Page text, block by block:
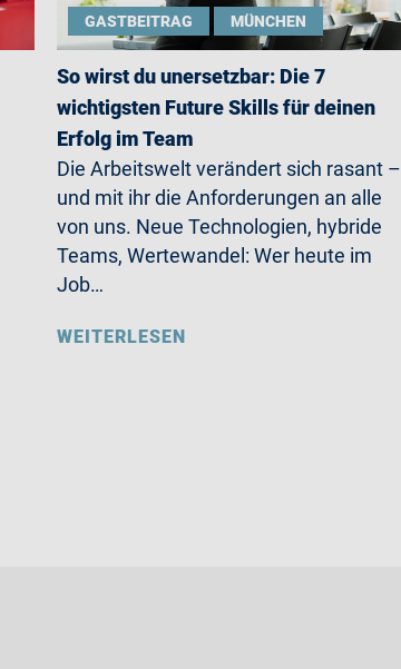
GASTBEITRAG MÜNCHEN
So wirst du unersetzbar: Die 7
wichtigsten Future Skills für deinen
Erfolg im Team
Die Arbeitswelt verändert sich rasant –
und mit ihr die Anforderungen an alle
von uns. Neue Technologien, hybride
Teams, Wertewandel: Wer heute im
Job…
WEITERLESEN